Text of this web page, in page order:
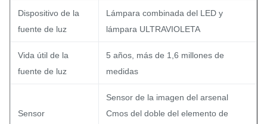
Dispositivo de la
fuente de luz
Lámpara combinada del LED y
lámpara ULTRAVIOLETA
Vida útil de la
fuente de luz
5 años, más de 1,6 millones de
medidas
Sensor
Sensor de la imagen del arsenal
Cmos del doble del elemento de